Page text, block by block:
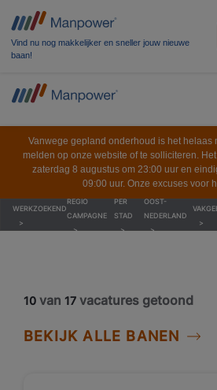
Vind nu nog makkelijker en sneller jouw nieuwe
baan!
Vanwege gepland onderhoud is het helaas
melden op onze website of te solliciteren.
zaterdag 8 augustus om 23:00 uur en
09:00 uur. Onze excuses voor
WERKZOEKEND
REGIO
CAMPAGNE
PER
STAD
OOST-
NEDERLAND
BEKIJK ALLE BANEN
10 van 17 vacatures getoond